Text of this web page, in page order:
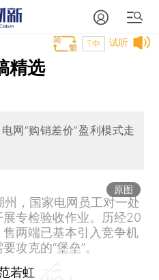
试听
T中
精选
网“购销差价”盈利模式走
原图
，国家电网员工对一处
专检验收作业。历经20
两端已基本引入竞争机
攻克的“堡垒”。
若虹